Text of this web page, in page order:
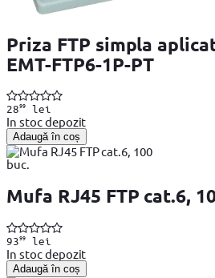
Priza FTP simpla
EMT-FTP6-1P-PT
2899lei
In stoc depozit
Adaugă în coș
Mufa RJ45 FTP cat.6,
9399lei
In stoc depozit
Adaugă în coș